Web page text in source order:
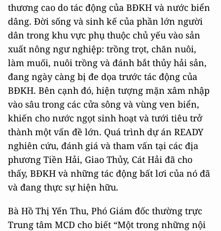
thương cao do tác động của BĐKH và nước biển
dâng. Đời sống và sinh kế của phần lớn người
dân trong khu vực phụ thuộc chủ yếu vào sản
xuất nông ngư nghiệp: trồng trọt, chăn nuôi,
làm muối, nuôi trồng và đánh bắt thủy hải sản,
đang ngày càng bị đe dọa trước tác động của
BĐKH. Bên cạnh đó, hiện tượng mặn xâm nhập
vào sâu trong các cửa sông và vùng ven biển,
khiến cho nước ngọt sinh hoạt và tưới tiêu trở
thành một vấn đề lớn. Quá trình dự án READY
nghiên cứu, đánh giá và tham vấn tại các địa
phương Tiền Hải, Giao Thủy, Cát Hải đã cho
thấy, BĐKH và những tác động bất lơi của nó đã
và đang thực sự hiện hữu.
Bà Hồ Thị Yến Thu, Phó Giám đốc thường trực
Trung tâm MCD cho biết “Một trong những nội